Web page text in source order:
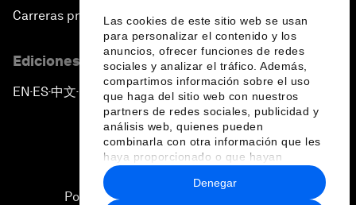
Las cookies de este sitio web se usan
para personalizar el contenido y los
anuncios, ofrecer funciones de redes
sociales y analizar el tráfico. Además,
compartimos información sobre el uso
que haga del sitio web con nuestros
partners de redes sociales, publicidad y
análisis web, quienes pueden
combinarla con otra información que les
haya proporcionado o que hayan
recopilado a partir del uso que haya
hecho de sus servicios.
Denegar
Carreras profesionales
Ediciones en otros idiomas
EN ▪ES▪中文▪ 日本語
Política de privacidad y normas de uso